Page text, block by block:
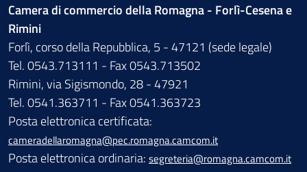
Camera di commercio della Romagna - Forlì-Cesena e
Rimini
Forlì, corso della Repubblica, 5 - 47121 (sede legale)
Tel. 0543.713111 - Fax 0543.713502
Rimini, via Sigismondo, 28 - 47921
Tel. 0541.363711 - Fax 0541.363723
Posta elettronica certificata:
cameradellaromagna@pec.romagna.camcom.it
Posta elettronica ordinaria: segreteria@romagna.camcom.it